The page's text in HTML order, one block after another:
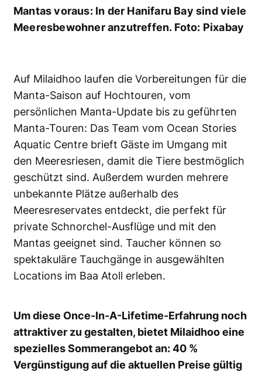
Mantas voraus: In der Hanifaru Bay sind viele
Meeresbewohner anzutreffen. Foto: Pixabay
Auf Milaidhoo laufen die Vorbereitungen für die
Manta-Saison auf Hochtouren, vom
persönlichen Manta-Update bis zu geführten
Manta-Touren: Das Team vom Ocean Stories
Aquatic Centre brieft Gäste im Umgang mit
den Meeresriesen, damit die Tiere bestmöglich
geschützt sind. Außerdem wurden mehrere
unbekannte Plätze außerhalb des
Meeresreservates entdeckt, die perfekt für
private Schnorchel-Ausflüge und mit den
Mantas geeignet sind. Taucher können so
spektakuläre Tauchgänge in ausgewählten
Locations im Baa Atoll erleben.
Um diese Once-In-A-Lifetime-Erfahrung noch
attraktiver zu gestalten, bietet Milaidhoo eine
spezielles Sommerangebot an: 40 %
Vergünstigung auf die aktuellen Preise gültig